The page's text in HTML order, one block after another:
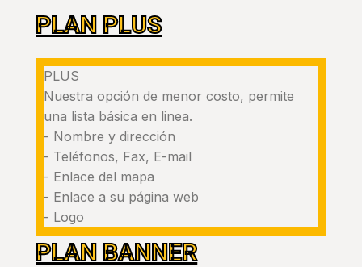
PLAN PLUS
PLUS
Nuestra opción de menor costo, permite
una lista básica en linea.
​- Nombre y dirección
- Teléfonos, Fax, E-mail
- Enlace del mapa
- Enlace a su página web
- Logo
PLAN BANNER